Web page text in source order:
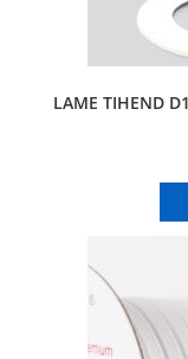
LAME TIHEND